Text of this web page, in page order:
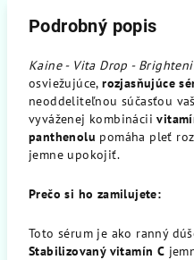
Podrobný popis
Kaine - Vita Drop -
osviežujúce,rozjasňujúce
neoddeliteľnou súčasťou
vyváženej kombinácii
panthenolu pomáha pleť
jemne upokojiť.
Prečo si ho zamilujete:
Toto sérum je ako ranný
Stabilizovaný vitamín C